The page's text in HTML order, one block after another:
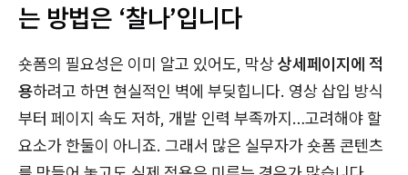
는 방법은 ‘찰나’입니다
숏폼의 필요성은 이미 알고 있어도, 막상상세페이지에 적
용하려고 하면 현실적인 벽에 부딪힙니다. 영상 삽입 방식
부터 페이지 속도 저하, 개발 인력 부족까지…고려해야 할
요소가 한둘이 아니죠. 그래서 많은 실무자가 숏폼 콘텐츠